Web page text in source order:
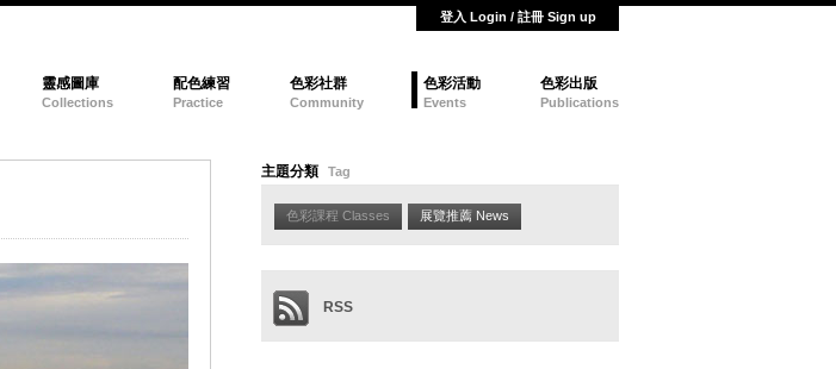
登入 Login / 註冊 Sign up
靈感圖庫
Collections
配色練習
Practice
色彩社群
Community
色彩活動
Events
色彩出版
Publications
主題分類 Tag
色彩課程 Classes 展覽推薦 News
RSS